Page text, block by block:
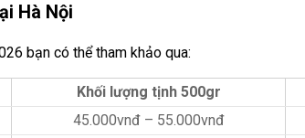
Hà Nội
bạn có thể tham khảo qua:
Khối lượng tịnh 500gr
45.000vnđ – 55.000vnđ